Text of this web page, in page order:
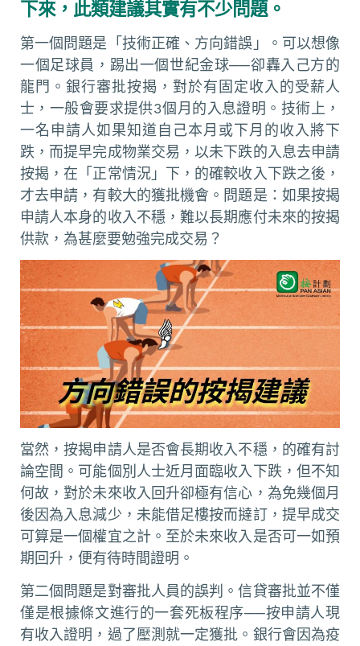
下來，此類建議其實有不少問題。
第一個問題是「技術正確、方向錯誤」。可以想像
一個足球員，踢出一個世紀金球──卻轟入己方的
龍門。銀行審批按揭，對於有固定收入的受薪人
士，一般會要求提供3個月的入息證明。技術上，
一名申請人如果知道自己本月或下月的收入將下
跌，而提早完成物業交易，以未下跌的入息去申請
按揭，在「正常情況」下，的確較收入下跌之後，
才去申請，有較大的獲批機會。問題是：如果按揭
申請人本身的收入不穩，難以長期應付未來的按揭
供款，為甚麼要勉強完成交易？
當然，按揭申請人是否會長期收入不穩，的確有討
論空間。可能個別人士近月面臨收入下跌，但不知
何故，對於未來收入回升卻極有信心，為免幾個月
後因為入息減少，未能借足樓按而撻訂，提早成交
可算是一個權宜之計。至於未來收入是否可一如預
期回升，便有待時間證明。
第二個問題是對審批人員的誤判。信貸審批並不僅
僅是根據條文進行的一套死板程序──按申請人現
有收入證明，過了壓測就一定獲批。銀行會因為疫